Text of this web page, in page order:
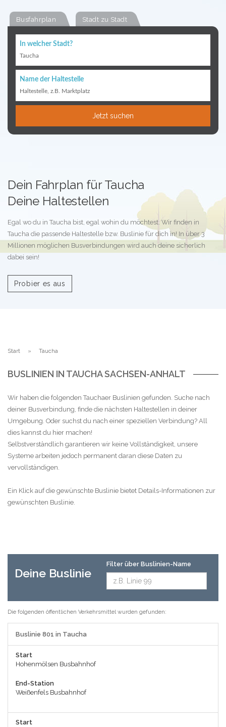
Busfahrplan Stadt zu Stadt
In welcher Stadt?
Taucha
Name der Haltestelle
Haltestelle, z.B. Marktplatz
Jetzt suchen
Dein Fahrplan für Taucha
Deine Haltestellen
Egal wo du in Taucha bist, egal wohin du möchtest. Wir finden in
Taucha die passende Haltestelle bzw. Buslinie für dich in! In über 3
Millionen möglichen Busverbindungen wird auch deine sicherlich
dabei sein!
Probier es aus
Start Taucha
BUSLINIEN IN TAUCHA SACHSEN-ANHALT
Wir haben die folgenden Tauchaer Buslinien gefunden. Suche nach
deiner Busverbindung, finde die nächsten Haltestellen in deiner
Umgebung. Oder suchst du nach einer speziellen Verbindung? All
dies kannst du hier machen!
Selbstverständlich garantieren wir keine Vollständigkeit, unsere
Systeme arbeiten jedoch permanent daran diese Daten zu
vervollständigen.
Ein Klick auf die gewünschte Buslinie bietet Details-Informationen zur
gewünschten Buslinie.
Deine Buslinie
Filter über Buslinien-Name
Die folgenden öffentlichen Verkehrsmittel wurden gefunden:
Buslinie 801 in Taucha
Start
Hohenmölsen Busbahnhof
End-Station
Weißenfels Busbahnhof
Start